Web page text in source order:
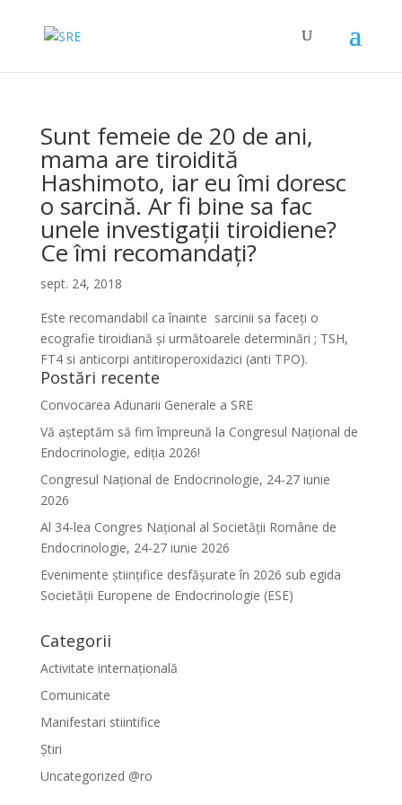
Sunt femeie de 20 de ani,
mama are tiroidită
Hashimoto, iar eu îmi doresc
o sarcină. Ar fi bine sa fac
unele investigații tiroidiene?
Ce îmi recomandați?
sept. 24, 2018
Este recomandabil ca înainte sarcinii sa faceți o
ecografie tiroidiană și următoarele determinări ; TSH,
FT4 si anticorpi antitiroperoxidazici (anti TPO).
Postări recente
Convocarea Adunarii Generale a SRE
Vă așteptăm să fim împreună la Congresul Național de
Endocrinologie, ediția 2026!
Congresul Național de Endocrinologie, 24-27 iunie
2026
Al 34-lea Congres Național al Societății Române de
Endocrinologie, 24-27 iunie 2026
Evenimente ştiinţifice desfăşurate în 2026 sub egida
Societăţii Europene de Endocrinologie (ESE)
Categorii
Activitate internațională
Comunicate
Manifestari stiintifice
Știri
Uncategorized @ro